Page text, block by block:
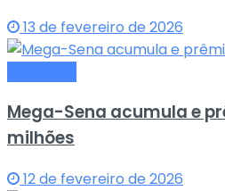
13 de fevereiro de 2026
Mega-Sena acumula e
milhões
12 de fevereiro de 2026